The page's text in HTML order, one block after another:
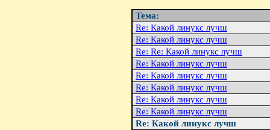
Тема:
Re: Какой линукс лучш
Re: Какой линукс лучш
Re: Re: Какой линукс лучш
Re: Какой линукс лучш
Re: Какой линукс лучш
Re: Какой линукс лучш
Re: Какой линукс лучш
Re: Какой линукс лучш
Re: Какой линукс лучш